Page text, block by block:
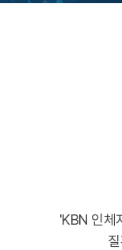
'KBN 인체